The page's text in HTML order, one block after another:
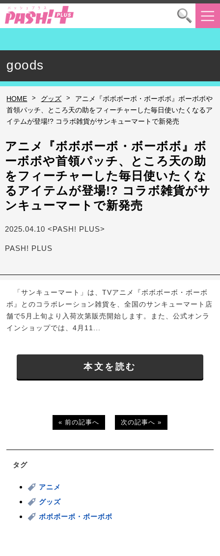
goods
HOME > グッズ >
アニメ『ボボボーボ・ボーボボ』ボーボボや
首領パッチ、ところ天の助をフィーチャーした毎日使いたくなるア
イテムが登場!? コラボ雑貨がサンキューマートで新発売
アニメ『ボボボーボ・ボーボボ』ボ
ーボボや首領パッチ、ところ天の助
をフィーチャーした毎日使いたくな
るアイテムが登場!? コラボ雑貨がサ
ンキューマートで新発売
2025.04.10 <PASH! PLUS>
PASH! PLUS
「サンキューマート」は、TVアニメ『ボボボーボ・ボーボ
ボ』とのコラボレーション雑貨を、全国のサンキューマート店
舗で5月上旬より入荷次第販売開始します。また、公式オンラ
インショップでは、4月11...
本文を読む
« 前の記事へ 次の記事へ »
タグ
アニメ
グッズ
ボボボーボ・ボーボボ